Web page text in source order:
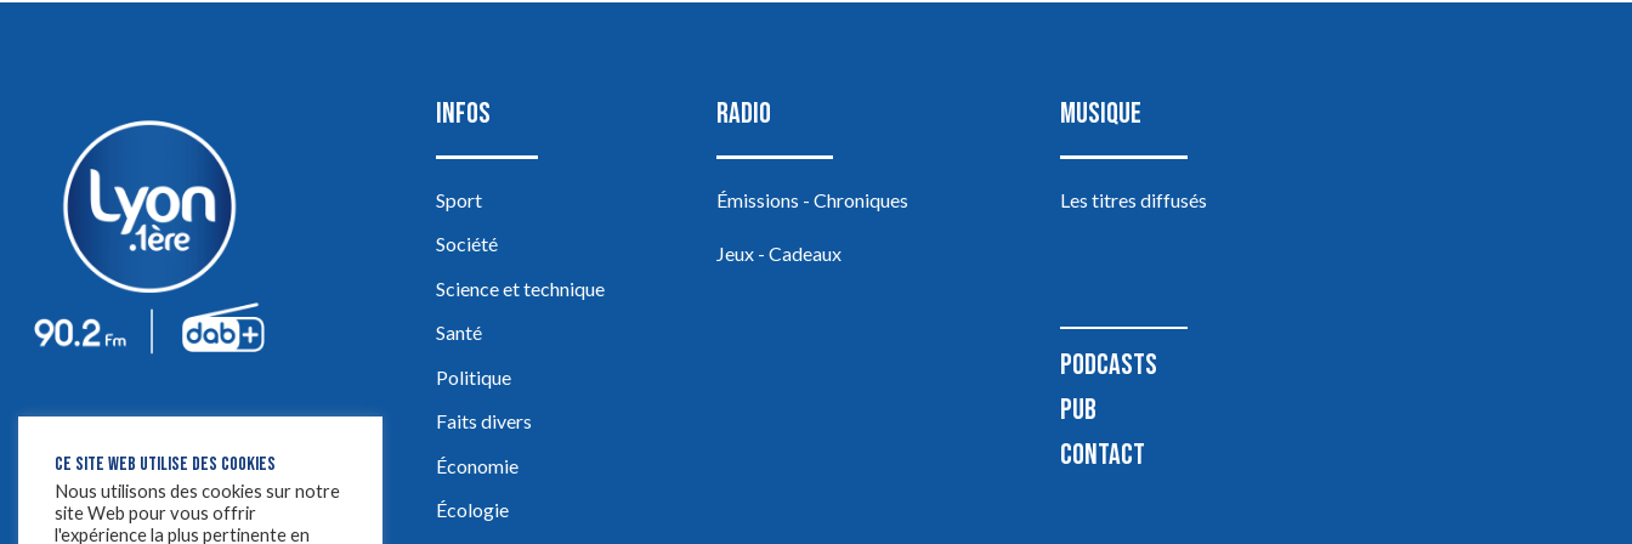
INFOS
Sport
Société
Science et technique
Santé
Politique
Faits divers
Économie
Écologie
RADIO
Émissions - Chroniques
Jeux - Cadeaux
MUSIQUE
Les titres diffusés
PODCASTS
PUB
CONTACT
CE SITE WEB UTILISE DES COOKIES
Nous utilisons des cookies sur notre
site Web pour vous offrir
l'expérience la plus pertinente en